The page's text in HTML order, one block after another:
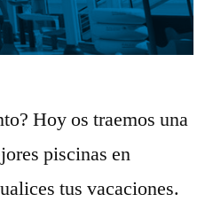
Hoy os traemos una
piscinas en
tus vacaciones.